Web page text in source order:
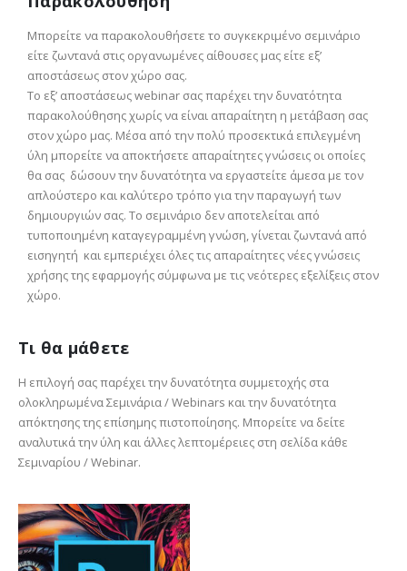
Μπορείτε να παρακολουθήσετε το συγκεκριμένο σεμινάριο
είτε ζωντανά στις οργανωμένες αίθουσες μας είτε εξ’
αποστάσεως στον χώρο σας.
Tο εξ’ αποστάσεως webinar σας παρέχει την δυνατότητα
παρακολούθησης χωρίς να είναι απαραίτητη η μετάβαση σας
στον χώρο μας. Μέσα από την πολύ προσεκτικά επιλεγμένη
ύλη μπορείτε να αποκτήσετε απαραίτητες γνώσεις οι οποίες
θα σας δώσουν την δυνατότητα να εργαστείτε άμεσα με τον
απλούστερο και καλύτερο τρόπο για την παραγωγή των
δημιουργιών σας. Το σεμινάριο δεν αποτελείται από
τυποποιημένη καταγεγραμμένη γνώση, γίνεται ζωντανά από
εισηγητή και εμπεριέχει όλες τις απαραίτητες νέες γνώσεις
χρήσης της εφαρμογής σύμφωνα με τις νεότερες εξελίξεις στον
χώρο.
Τι θα μάθετε
Η επιλογή σας παρέχει την δυνατότητα συμμετοχής στα
ολοκληρωμένα Σεμινάρια / Webinars και την δυνατότητα
απόκτησης της επίσημης πιστοποίησης. Μπορείτε να δείτε
αναλυτικά την ύλη και άλλες λεπτομέρειες στη σελίδα κάθε
Σεμιναρίου / Webinar.